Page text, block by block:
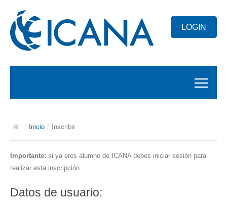
LOGIN
EXÁMENES
VISAS
Inicio / Inscribir
Importante: si ya eres alumno de ICANA debes iniciar sesión para
realizar esta inscripción
Datos de usuario: